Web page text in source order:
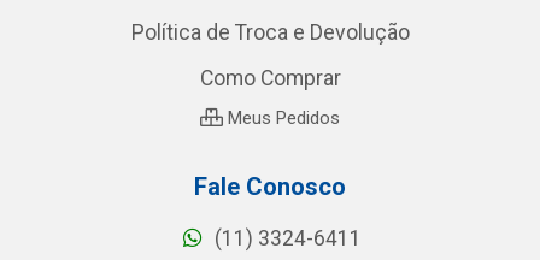
Política de Troca e Devolução
Como Comprar
Meus Pedidos
Fale Conosco
(11) 3324-6411